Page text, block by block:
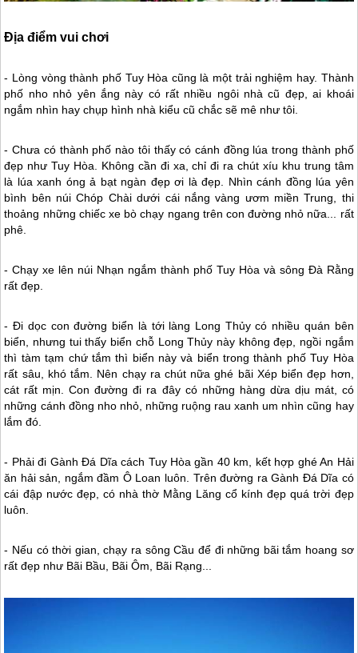
Địa điểm vui chơi
- Lòng vòng thành phố Tuy Hòa cũng là một trải nghiệm hay. Thành
phố nho nhỏ yên ắng này có rất nhiều ngôi nhà cũ đẹp, ai khoái
ngắm nhìn hay chụp hình nhà kiểu cũ chắc sẽ mê như tôi.
- Chưa có thành phố nào tôi thấy có cánh đồng lúa trong thành phố
đẹp như Tuy Hòa. Không cần đi xa, chỉ đi ra chút xíu khu trung tâm
là lúa xanh óng ả bạt ngàn đẹp ơi là đẹp. Nhìn cánh đồng lúa yên
bình bên núi Chóp Chài dưới cái nắng vàng ươm miền Trung, thi
thoảng những chiếc xe bò chạy ngang trên con đường nhỏ nữa... rất
phê.
- Chạy xe lên núi Nhạn ngắm thành phố Tuy Hòa và sông Đà Rằng
rất đẹp.
- Đi dọc con đường biển là tới làng Long Thủy có nhiều quán bên
biển, nhưng tui thấy biển chỗ Long Thủy này không đẹp, ngồi ngắm
thì tàm tạm chứ tắm thì biển này và biển trong thành phố Tuy Hòa
rất sâu, khó tắm. Nên chạy ra chút nữa ghé bãi Xép biển đẹp hơn,
cát rất mịn. Con đường đi ra đây có những hàng dừa dịu mát, có
những cánh đồng nho nhỏ, những ruộng rau xanh um nhìn cũng hay
lắm đó.
- Phải đi Gành Đá Dĩa cách Tuy Hòa gần 40 km, kết hợp ghé An Hải
ăn hải sản, ngắm đầm Ô Loan luôn. Trên đường ra Gành Đá Dĩa có
cái đập nước đẹp, có nhà thờ Mằng Lăng cổ kính đẹp quá trời đẹp
luôn.
- Nếu có thời gian, chạy ra sông Cầu để đi những bãi tắm hoang sơ
rất đẹp như Bãi Bầu, Bãi Ôm, Bãi Rạng...